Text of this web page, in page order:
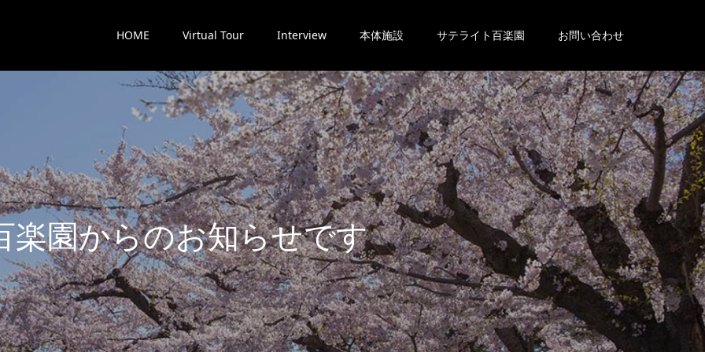
HOME Virtual Tour Interview 本体施設 サテライト百楽園 お問い合わせ
楽園からのお知らせです。